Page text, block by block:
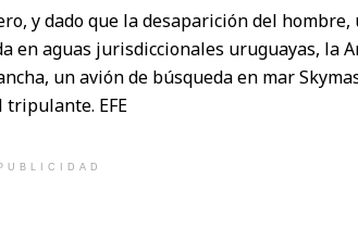
y dado que la desaparición del hombre,
en aguas jurisdiccionales uruguayas, la
un avión de búsqueda en mar
EFE